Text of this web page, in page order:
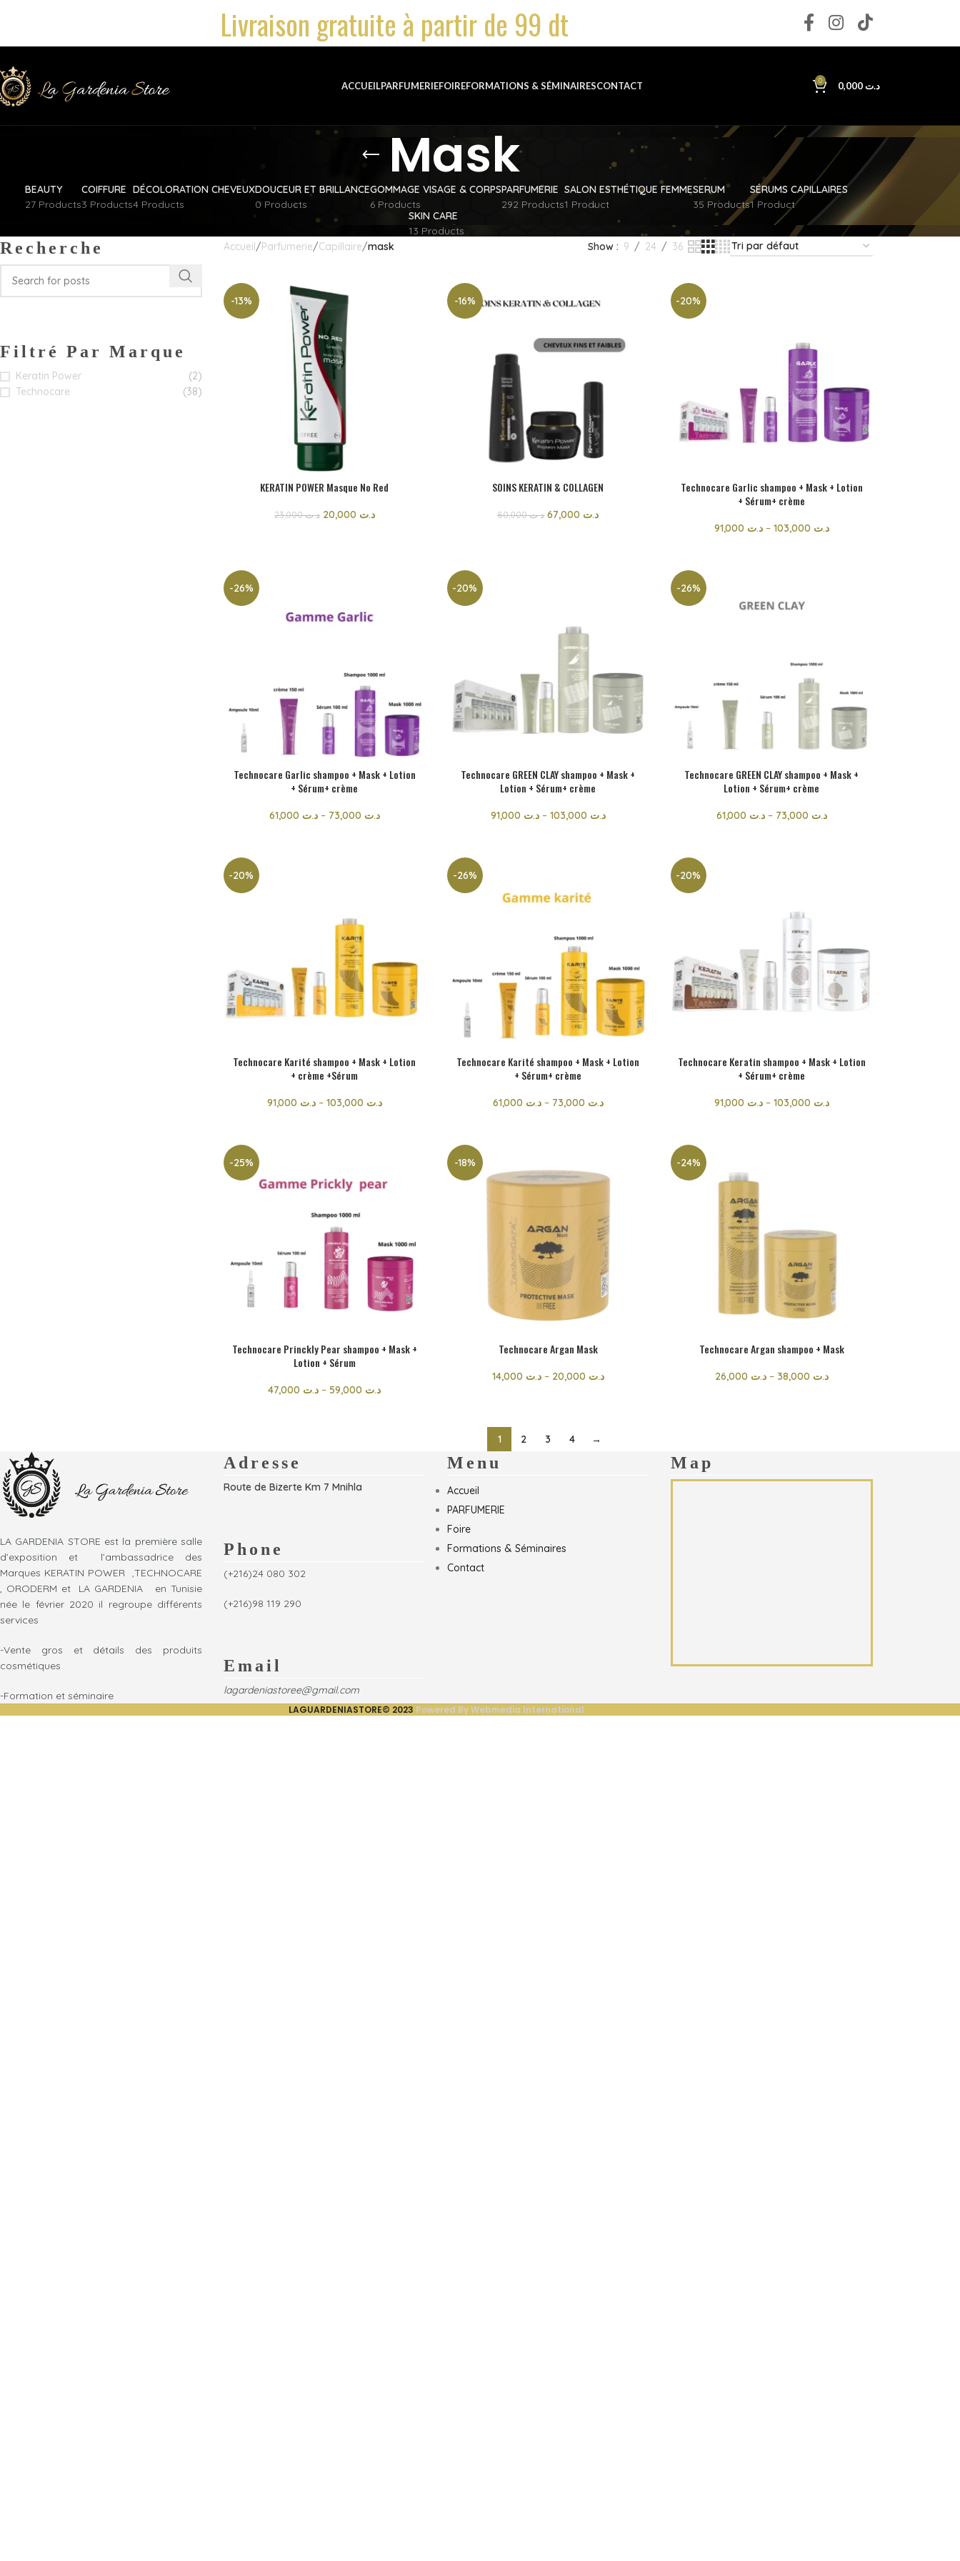
Livraison gratuite à partir de 99 dt
ACCUEILPARFUMERIEFOIREFORMATIONS & SÉMINAIRESCONTACT 0 د.ت
Mask
BEAUTY
27 Products
COIFFURE
3 Products
DÉCOLORATION CHEVEUX
4 Products
DOUCEUR ET BRILLANCE
0 Products
GOMMAGE VISAGE & CORPS
6 Products
PARFUMERIE
292 Products
SALON ESTHÉTIQUE FEMME
1 Product
SERUM
35 Products
SÉRUMS CAPILLAIRES
1 Product
SKIN CARE
13 Products
Recherche
Filtré Par Marque
Keratin Power
(2)
Technocare
(38)
Accueil Parfumerie Capillaire mask Show 9 24 36
-13%
KERATIN POWER Masque No Red
د.ت23,000 د.ت
-16%
SOINS KERATIN & COLLAGEN
د.ت80,000 د.ت
-20%
Technocare Garlic shampoo + Mask + Lotion
+ Sérum+ crème
د.ت– د.ت
-26%
Technocare Garlic shampoo + Mask + Lotion
+ Sérum+ crème
د.ت– د.ت
-20%
Technocare GREEN CLAY shampoo + Mask +
Lotion + Sérum+ crème
د.ت– د.ت
-26%
Technocare GREEN CLAY shampoo + Mask +
Lotion + Sérum+ crème
د.ت– د.ت
-20%
Technocare Karité shampoo + Mask + Lotion
+ crème +Sérum
د.ت– د.ت
-26%
Technocare Karité shampoo + Mask + Lotion
+ Sérum+ crème
د.ت– د.ت
-20%
Technocare Keratin shampoo + Mask + Lotion
+ Sérum+ crème
د.ت– د.ت
-25%
Technocare Princkly Pear shampoo + Mask +
Lotion + Sérum
د.ت – د.ت
-18%
Technocare Argan Mask
د.ت– د.ت
-24%
Technocare Argan shampoo + Mask
د.ت– د.ت
1 2 3 4 →
LA GARDENIA STORE est la première salle
d’exposition et l’ambassadrice des
Marques KERATIN POWER ,TECHNOCARE
, ORODERM et LA GARDENIA en Tunisie
née le février 2020 il regroupe différents
services
-Vente gros et détails des produits
cosmétiques
-Formation et séminaire
Adresse
Route de Bizerte Km 7 Mnihla
Phone
(+216)24 080 302
(+216)98 119 290
Email
lagardeniastoree@gmail.com
Menu
Accueil
PARFUMERIE
Foire
Formations & Séminaires
Contact
Map
LAGUARDENIASTORE© 2023 Powered By Webmedia International